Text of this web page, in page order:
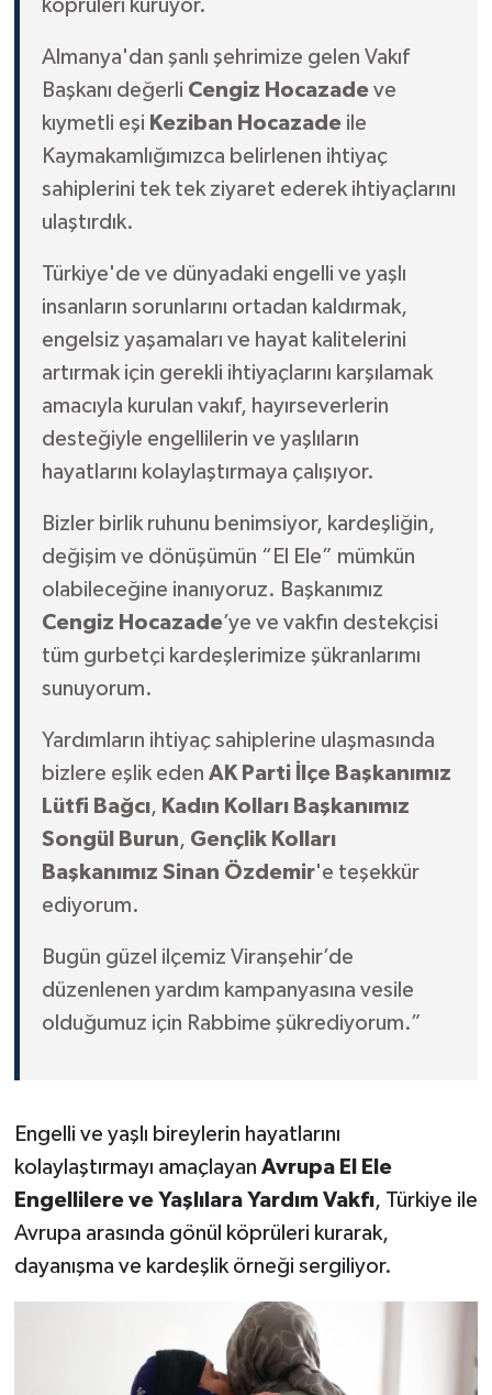
köprüleri kuruyor.
Almanya'dan şanlı şehrimize gelen Vakıf
Başkanı değerli Cengiz Hocazadeve
kıymetli eşi Keziban Hocazadeile
Kaymakamlığımızca belirlenen ihtiyaç
sahiplerini tek tek ziyaret ederek ihtiyaçlarını
ulaştırdık.
Türkiye'de ve dünyadaki engelli ve yaşlı
insanların sorunlarını ortadan kaldırmak,
engelsiz yaşamaları ve hayat kalitelerini
artırmak için gerekli ihtiyaçlarını karşılamak
amacıyla kurulan vakıf, hayırseverlerin
desteğiyle engellilerin ve yaşlıların
hayatlarını kolaylaştırmaya çalışıyor.
Bizler birlik ruhunu benimsiyor, kardeşliğin,
değişim ve dönüşümün “El Ele” mümkün
olabileceğine inanıyoruz. Başkanımız
Cengiz Hocazade’ye ve vakfın destekçisi
tüm gurbetçi kardeşlerimize şükranlarımı
sunuyorum.
Yardımların ihtiyaç sahiplerine ulaşmasında
bizlere eşlik eden AK Parti İlçe Başkanımız
Lütfi Bağcı, Kadın Kolları Başkanımız
Songül Burun, Gençlik Kolları
Başkanımız Sinan Özdemir'e teşekkür
ediyorum.
Bugün güzel ilçemiz Viranşehir’de
düzenlenen yardım kampanyasına vesile
olduğumuz için Rabbime şükrediyorum.”
Engelli ve yaşlı bireylerin hayatlarını
kolaylaştırmayı amaçlayan Avrupa El Ele
Engellilere ve Yaşlılara Yardım Vakfı, Türkiye ile
Avrupa arasında gönül köprüleri kurarak,
dayanışma ve kardeşlik örneği sergiliyor.